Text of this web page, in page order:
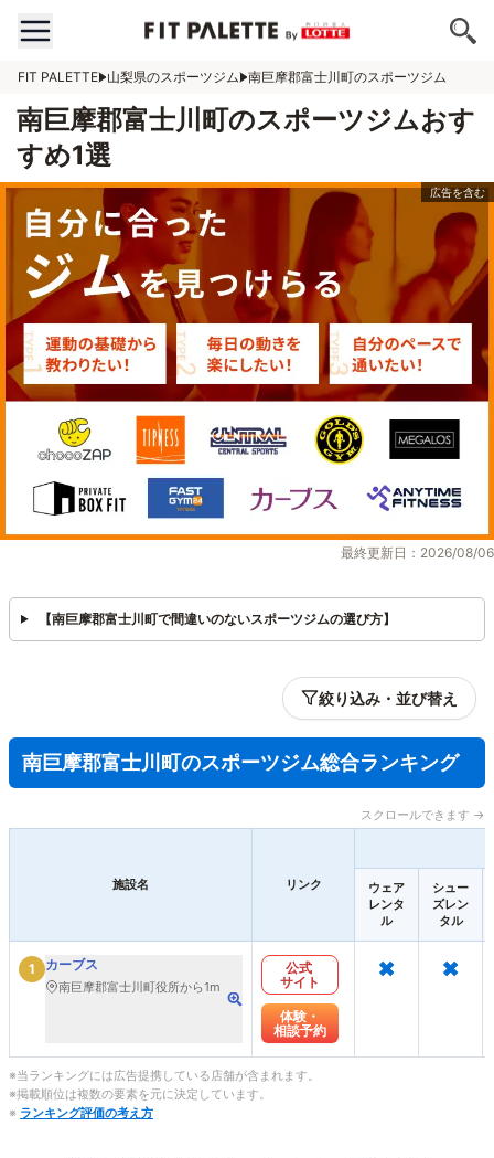
FIT PALETTE 山梨県のスポーツジム 南巨摩郡富士川町のスポーツジム
南巨摩郡富士川町のスポーツジムおす
すめ1選
最終更新日：2026/08/06
【南巨摩郡富士川町で間違いのないスポーツジムの選び方】
絞り込み・並び替え
南巨摩郡富士川町のスポーツジム総合ランキング
スクロールできます →
施設名 リンク
ウェア
レンタ
ル
シュー
ズレン
タル
1 カーブス
南巨摩郡富士川町役所から1m
公式
サイト
体験・
相談予約
× ×
※当ランキングには広告提携している店舗が含まれます。
※掲載順位は複数の要素を元に決定しています。
※ ランキング評価の考え方